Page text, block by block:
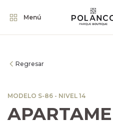
Menú
Regresar
MODELO S-86 - NIVEL 14